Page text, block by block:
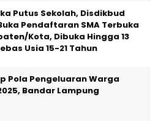
Putus Sekolah, Disdikbud
Pendaftaran SMA Terbuka
Kota, Dibuka Hingga 13
Usia 15-21 Tahun
Pola Pengeluaran Warga
Bandar Lampung